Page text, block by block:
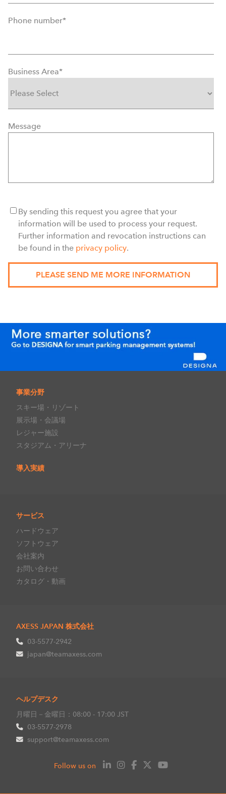
Phone number*
Business Area*
Message
By sending this request you agree that your
information will be used to process your request.
Further information and revocation instructions can
be found in the privacy policy.
事業分野
スキー場・リゾート
展示場・会議場
レジャー施設
スタジアム・アリーナ
導入実績
サービス
ハードウェア
ソフトウェア
会社案内
お問い合わせ
カタログ・動画
AXESS JAPAN 株式会社
03-5577-2942
japan@teamaxess.com
ヘルプデスク
月曜日－金曜日：08:00 - 17:00 JST
03-5577-2978
support@teamaxess.com
Follow us on